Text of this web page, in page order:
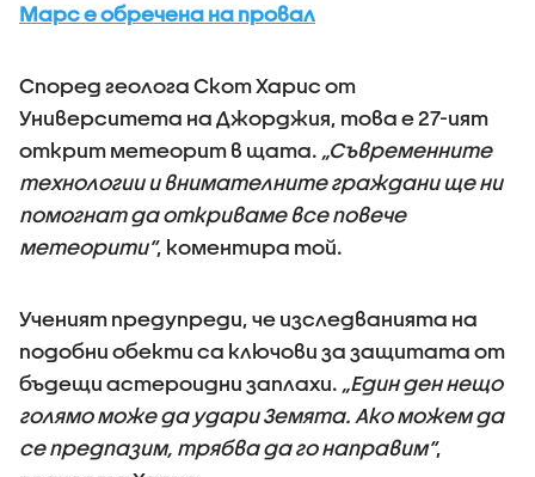
Марс е обречена на провал
Според геолога Скот Харис от
Университета на Джорджия, това е 27-ият
открит метеорит в щата. „Съвременните
технологии и внимателните граждани ще ни
помогнат да откриваме все повече
метеорити“, коментира той.
Ученият предупреди, че изследванията на
подобни обекти са ключови за защитата от
бъдещи астероидни заплахи. „Един ден нещо
голямо може да удари Земята. Ако можем да
се предпазим, трябва да го направим“,